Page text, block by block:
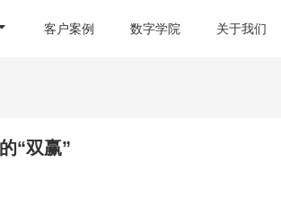
客户案例 数字学院 关于我们
“双赢”